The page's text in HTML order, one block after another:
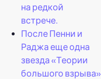
на редкой
встрече.
После Пенни и
Раджа еще одна
звезда «Теории
большого взрыва»